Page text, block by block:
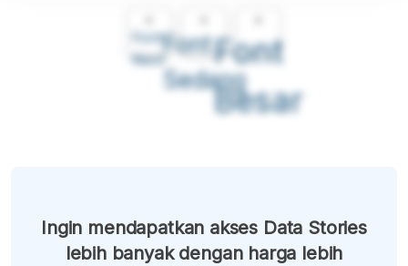
Font
Kecil
Font
Sedang
Font
Besar
Ingin mendapatkan akses Data Stories
lebih banyak dengan harga lebih